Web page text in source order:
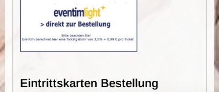
Eintrittskarten Bestellung